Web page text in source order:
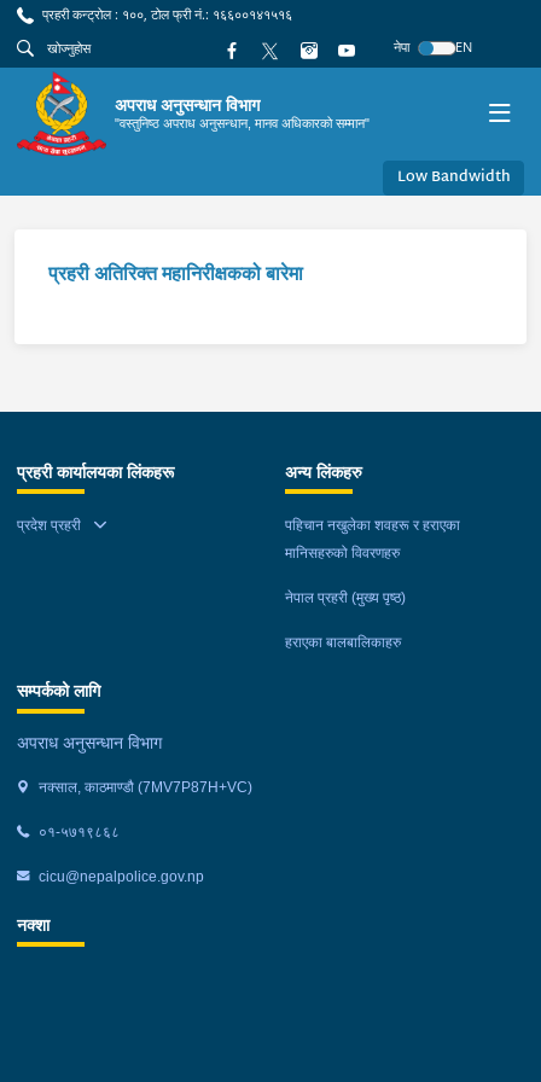
प्रहरी कन्ट्रोल : १००, टोल फ्री नं.: १६६००१४१५१६
नेपा
EN
अपराध अनुसन्धान विभाग
"वस्तुनिष्ठ अपराध अनुसन्धान, मानव अधिकारको सम्मान"
Low Bandwidth
प्रहरी अतिरिक्त महानिरीक्षकको बारेमा
प्रहरी कार्यालयका लिंकहरू
प्रदेश प्रहरी
अन्य लिंकहरु
पहिचान नखुलेका शवहरू र हराएका
मानिसहरुको विवरणहरु
नेपाल प्रहरी (मुख्य पृष्ठ)
हराएका बालबालिकाहरु
सम्पर्कको लागि
अपराध अनुसन्धान विभाग
नक्साल, काठमाण्डौ (7MV7P87H+VC)
०१-५७१९८६८
cicu@nepalpolice.gov.np
नक्शा